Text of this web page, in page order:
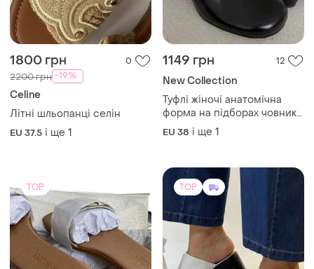
1800 грн 0
2200 грн -19%
Celine
Літні шльопанці селін
EU 37.5 і ще 1
1149 грн 12
New Collection
Туфлі жіночі анатомічна
форма на підборах човники
чорні
EU 38 і ще 1
TOP TOP